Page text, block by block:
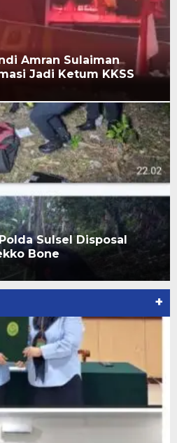
Amran Sulaiman
Jadi Ketum KKSS
Sulsel Disposal
Bone
+